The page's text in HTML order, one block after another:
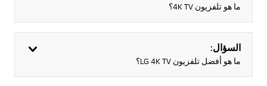
ما هو تلفزيون 4K TV؟
السؤال:
ما هو أفضل تلفزيون LG 4K TV؟